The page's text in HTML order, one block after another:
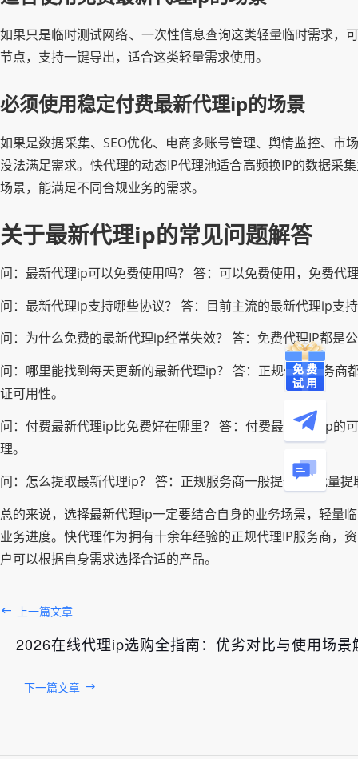
如果只是临时测试网络、一次性信息查询这类轻量临时需求，
节点，支持一键导出，适合这类轻量需求使用。
必须使用稳定付费最新代理ip的场景
如果是数据采集、SEO优化、电商多账号管理、舆情监控、
没法满足需求。快代理的动态IP代理池适合高频换IP的数据采
场景，能满足不同合规业务的需求。
关于最新代理ip的常见问题解答
问：最新代理ip可以免费使用吗？ 答：可以免费使用，免费
问：最新代理ip支持哪些协议？ 答：目前主流的最新代理ip支
问：为什么免费的最新代理ip经常失效？ 答：免费代理IP都是
问：哪里能找到每天更新的最新代理ip？ 答：正规代理服务
证可用性。
问：付费最新代理ip比免费好在哪里？ 答：付费最新代理ip的
理。
问：怎么提取最新代理ip？ 答：正规服务商一般提供API批量
总的来说，选择最新代理ip一定要结合自身的业务场景，轻量
业务进度。快代理作为拥有十余年经验的正规代理IP服务商，
户可以根据自身需求选择合适的产品。
上一篇文章
2026在线代理ip选购全指南：优劣对比与使用场景
下一篇文章